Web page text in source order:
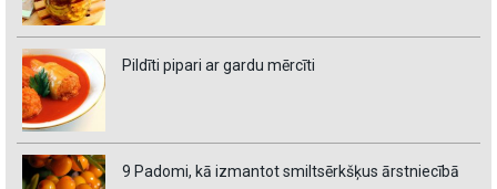
Pildīti pipari ar gardu mērcīti
9 Padomi, kā izmantot smiltsērkšķus ārstniecībā